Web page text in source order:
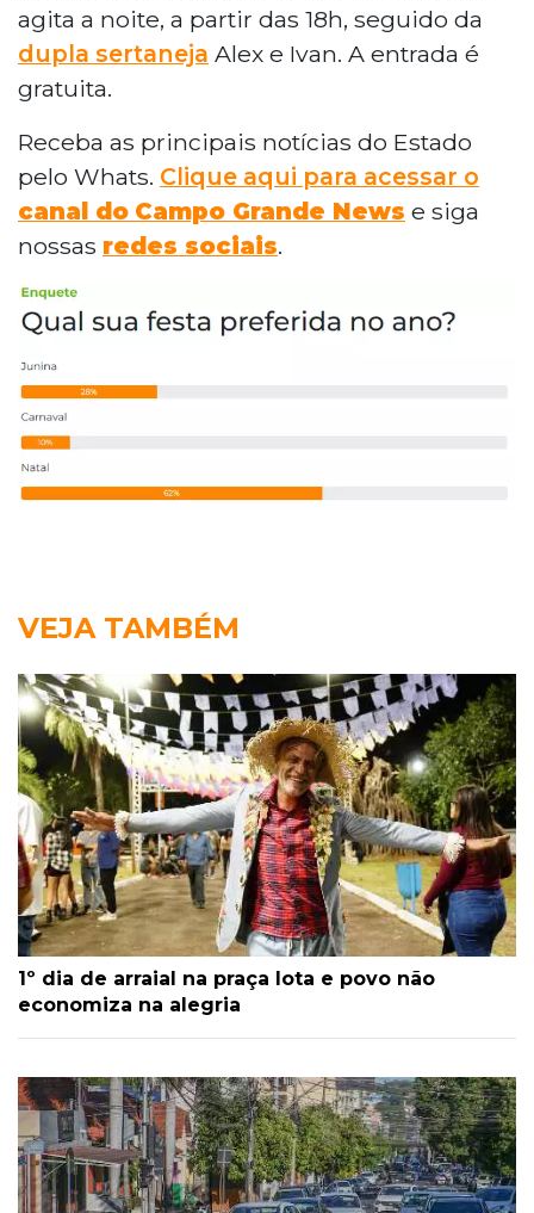
agita a noite, a partir das 18h, seguido da
dupla sertaneja Alex e Ivan. A entrada é
gratuita.
Receba as principais notícias do Estado
pelo Whats. Clique aqui para acessar o
canal do Campo Grande News e siga
nossas redes sociais.
VEJA TAMBÉM
1º dia de arraial na praça lota e povo não
economiza na alegria